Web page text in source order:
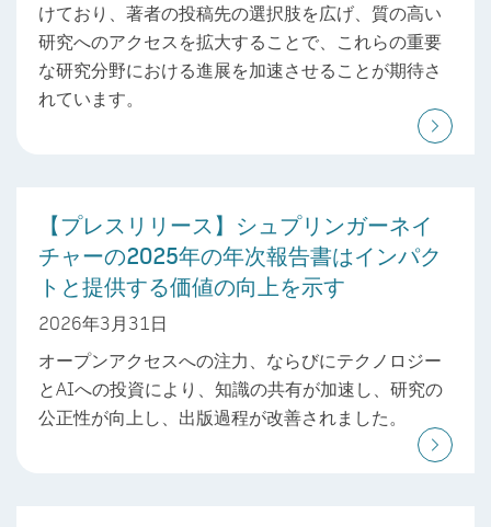
けており、著者の投稿先の選択肢を広げ、質の高い
研究へのアクセスを拡大することで、これらの重要
な研究分野における進展を加速させることが期待さ
れています。
【プレスリリース】シュプリンガーネイ
チャーの2025年の年次報告書はインパク
トと提供する価値の向上を示す
2026年3月31日
オープンアクセスへの注力、ならびにテクノロジー
とAIへの投資により、知識の共有が加速し、研究の
公正性が向上し、出版過程が改善されました。